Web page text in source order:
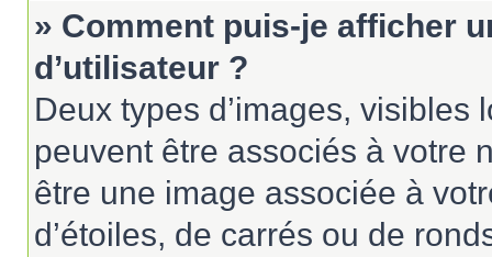
» Comment puis-je afficher
d’utilisateur ?
Deux types d’images,
peuvent être associés à votre
être une image associée à
d’étoiles, de carrés ou de